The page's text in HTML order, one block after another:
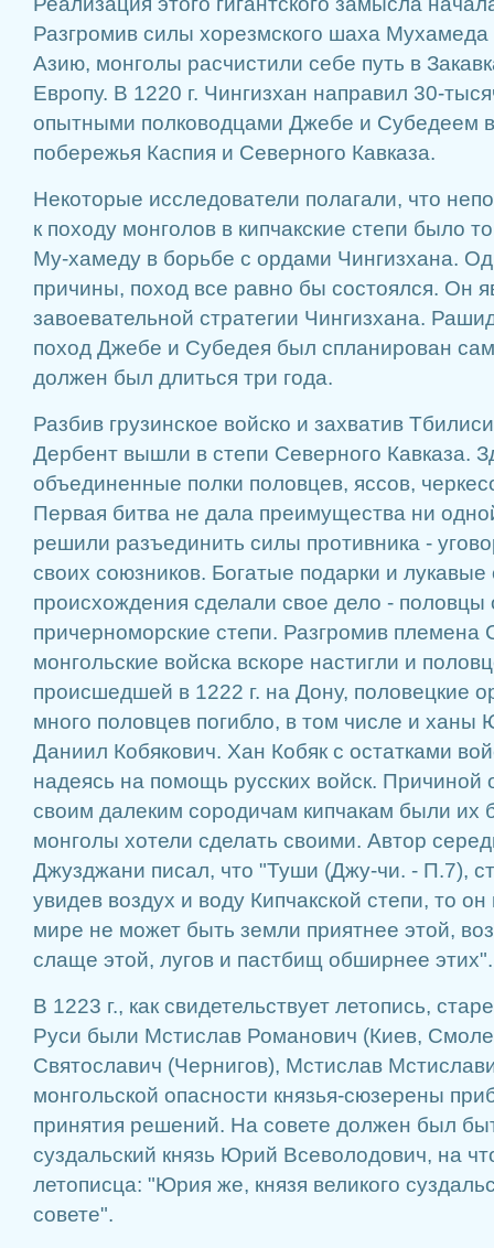
Разгромив силы хорезмского шаха
Азию, монголы расчистили себе путь в
Европу. В 1220 г. Чингизхан направил 30-
опытными полководцами Джебе и Субедеем
побережья Каспия и Северного Кавказа.
Некоторые исследователи полагали, что
к походу монголов в кипчакские степи было
Му-хамеду в борьбе с ордами Чингизхана.
причины, поход все равно бы состоялся. Он
завоевательной стратегии Чингизхана.
поход Джебе и Субедея был спланирован
должен был длиться три года.
Разбив грузинское войско и захватив
Дербент вышли в степи Северного Кавказа.
объединенные полки половцев, яссов,
Первая битва не дала преимущества ни
решили разъединить силы противника -
своих союзников. Богатые подарки и
происхождения сделали свое дело - половцы
причерноморские степи. Разгромив племена
монгольские войска вскоре настигли и
происшедшей в 1222 г. на Дону, половецкие
много половцев погибло, в том числе и ханы
Даниил Кобякович. Хан Кобяк с остатками
надеясь на помощь русских войск. Причиной
своим далеким сородичам кипчакам были их
монголы хотели сделать своими. Автор
Джузджани писал, что "Туши (Джу-чи. - П.7),
увидев воздух и воду Кипчакской степи, то
мире не может быть земли приятнее этой,
слаще этой, лугов и пастбищ обширнее этих".
В 1223 г., как свидетельствует летопись,
Руси были Мстислав Романович (Киев,
Святославич (Чернигов), Мстислав
монгольской опасности князья-сюзерены
принятия решений. На совете должен был
суздальский князь Юрий Всеволодович, на
летописца: "Юрия же, князя великого
совете".